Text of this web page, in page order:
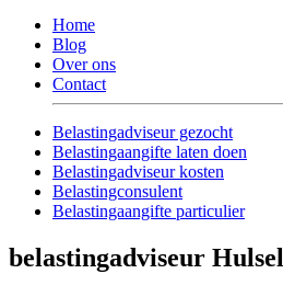
Home
Blog
Over ons
Contact
Belastingadviseur gezocht
Belastingaangifte laten doen
Belastingadviseur kosten
Belastingconsulent
Belastingaangifte particulier
belastingadviseur Hulsel